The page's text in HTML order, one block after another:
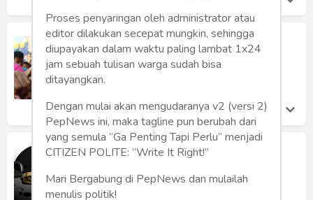
Menekan Biaya Pilkada Semurah
Mungkin, tapi Bukan oleh DPRD
Kasihanto Anto
Jumat 20 Apr, 2018
Kepala Daerah Bermental Nyanyian
Kasihanto Anto
Minggu 1 Apr, 2018
Proses penyaringan oleh administrator atau
editor dilakukan secepat mungkin, sehingga
diupayakan dalam waktu paling lambat 1x24
jam sebuah tulisan warga sudah bisa
ditayangkan.
Dengan mulai akan mengudaranya v2 (versi 2)
PepNews ini, maka tagline pun berubah dari
yang semula “Ga Penting Tapi Perlu” menjadi
CITIZEN POLITE: “Write It Right!”
Mari Bergabung di PepNews dan mulailah
menulis politik!